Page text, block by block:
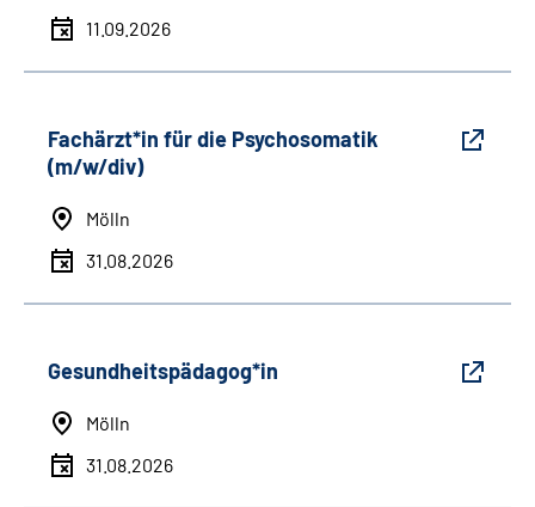
11.09.2026
Fachärzt*in für die Psychosomatik
(m/w/div)
Mölln
31.08.2026
Gesundheitspädagog*in
Mölln
31.08.2026